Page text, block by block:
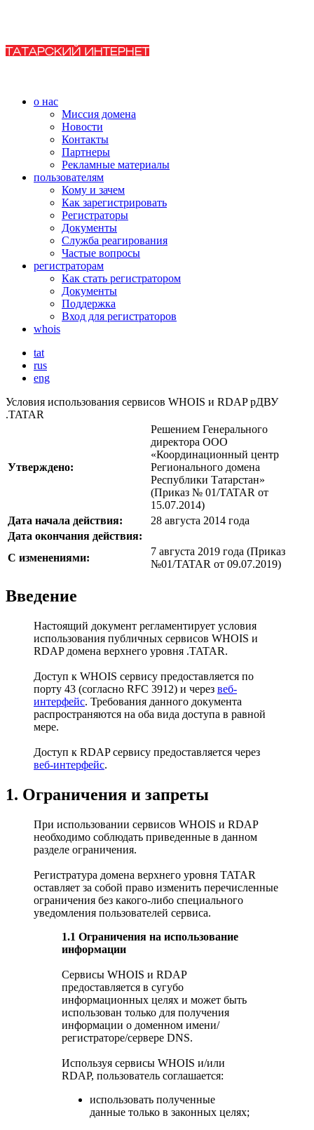
о нас
Миссия домена
Новости
Контакты
Партнеры
Рекламные материалы
пользователям
Кому и зачем
Как зарегистрировать
Регистраторы
Документы
Служба реагирования
Частые вопросы
регистраторам
Как стать регистратором
Документы
Поддержка
Вход для регистраторов
whois
tat
rus
eng
Условия использования сервисов WHOIS и RDAP рДВУ
.TATAR
Утверждено:
Решением Генерального
директора ООО
«Координационный центр
Регионального домена
Республики Татарстан»
(Приказ № 01/TATAR от
15.07.2014)
Дата начала действия:
28 августа 2014 года
Дата окончания действия:
С изменениями:
7 августа 2019 года (Приказ
№01/TATAR от 09.07.2019)
Введение
Настоящий документ регламентирует условия
использования публичных сервисов WHOIS и
RDAP домена верхнего уровня .TATAR.
Доступ к WHOIS сервису предоставляется по
порту 43 (согласно RFC 3912) и через веб-
интерфейс. Требования данного документа
распространяются на оба вида доступа в равной
мере.
Доступ к RDAP сервису предоставляется через
веб-интерфейс.
1. Ограничения и запреты
При использовании сервисов WHOIS и RDAP
необходимо соблюдать приведенные в данном
разделе ограничения.
Регистратура домена верхнего уровня TATAR
оставляет за собой право изменить перечисленные
ограничения без какого-либо специального
уведомления пользователей сервиса.
1.1 Ограничения на использование
информации
Сервисы WHOIS и RDAP
предоставляется в сугубо
информационных целях и может быть
использован только для получения
информации о доменном имени/
регистраторе/сервере DNS.
Используя сервисы WHOIS и/или
RDAP, пользователь соглашается:
использовать полученные
данные только в законных целях;